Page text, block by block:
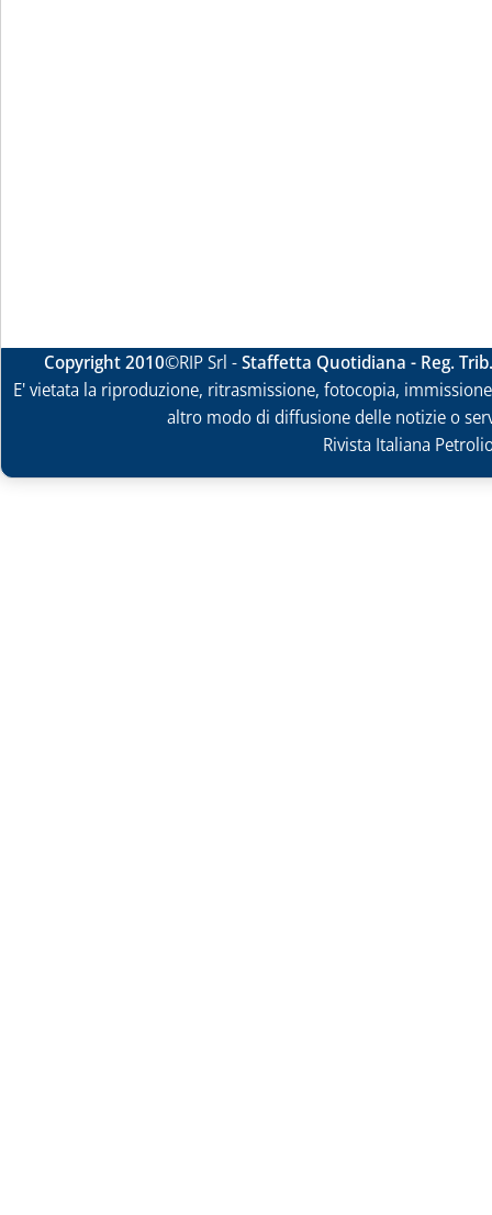
Copyright 2010©RIP Srl -Staffetta Quotidiana - Reg.
E' vietata la riproduzione, ritrasmissione, fotocopia,
altro modo di diffusione delle notizie o
Rivista Italiana